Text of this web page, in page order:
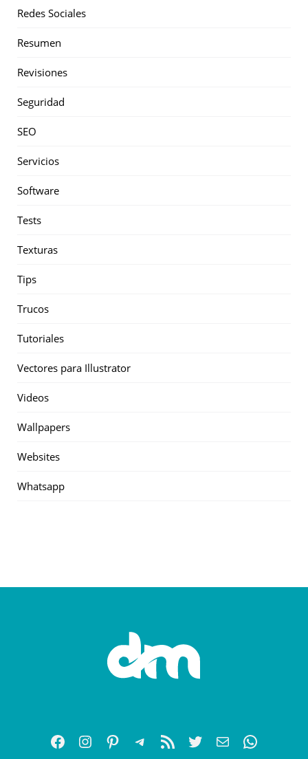
Redes Sociales
Resumen
Revisiones
Seguridad
SEO
Servicios
Software
Tests
Texturas
Tips
Trucos
Tutoriales
Vectores para Illustrator
Videos
Wallpapers
Websites
Whatsapp